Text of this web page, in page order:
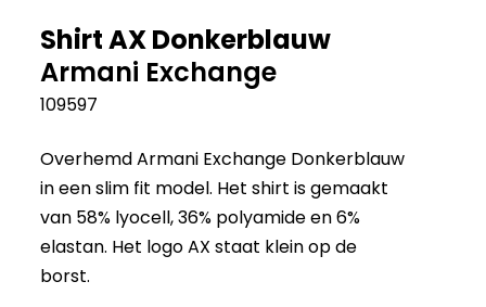
Shirt AX Donkerblauw
Armani Exchange
109597
Overhemd Armani Exchange Donkerblauw
in een slim fit model. Het shirt is gemaakt
van 58% lyocell, 36% polyamide en 6%
elastan. Het logo AX staat klein op de
borst.